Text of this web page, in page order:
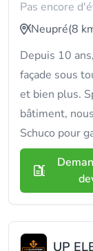
Pas encore
Neupré(8
Depuis 10
façade sous
et bien plus.
bâtiment,
Schuco pour
UP